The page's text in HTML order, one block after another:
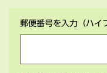
郵便番号を入力 （ハイ